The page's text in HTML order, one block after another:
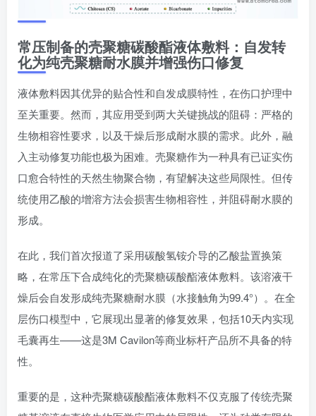
常压制备的壳聚糖碳酸酯液体敷料：自发转
化为纯壳聚糖耐水膜并增强伤口修复
液体敷料因其优异的贴合性和自发成膜特性，在伤口护理中
至关重要。然而，其应用受到两大关键挑战的阻碍：严格的
生物相容性要求，以及干燥后形成耐水膜的需求。此外，融
入主动修复功能也极为困难。壳聚糖作为一种具有已证实伤
口愈合特性的天然生物聚合物，有望解决这些局限性。但传
统使用乙酸的增溶方法会损害生物相容性，并阻碍耐水膜的
形成。
在此，我们首次报道了采用碳酸氢铵介导的乙酸盐置换策
略，在常压下合成纯化的壳聚糖碳酸酯液体敷料。该溶液干
燥后会自发形成纯壳聚糖耐水膜（水接触角为99.4°）。在全
层伤口模型中，它展现出显著的修复效果，包括10天内实现
毛囊再生——这是3M Cavilon等商业标杆产品所不具备的特
性。
重要的是，这种壳聚糖碳酸酯液体敷料不仅克服了传统壳聚